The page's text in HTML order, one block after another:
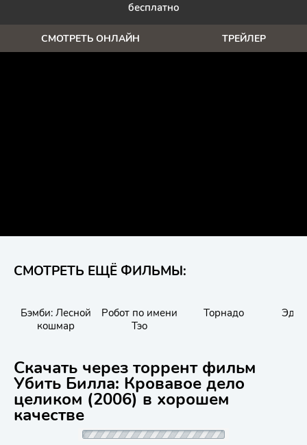
бесплатно
СМОТРЕТЬ ОНЛАЙН ТРЕЙЛЕР
СМОТРЕТЬ ЕЩЁ ФИЛЬМЫ:
Бэмби: Лесной
кошмар
Робот по имени
Тэо
Торнадо
Скачать через торрент фильм
Убить Билла: Кровавое дело
целиком (2006) в хорошем
качестве